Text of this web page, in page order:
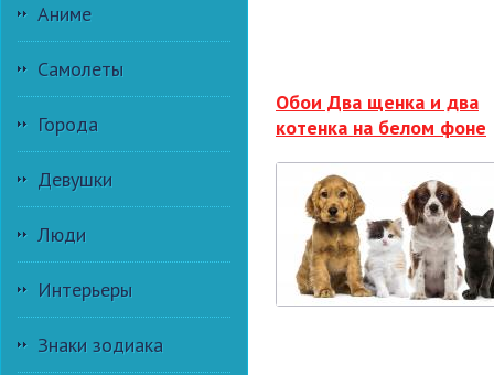
Аниме
Самолеты
Города
Девушки
Люди
Интерьеры
Знаки зодиака
Обои Два щенка и два
котенка на белом фоне